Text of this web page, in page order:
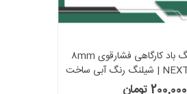
شلنگ / شیلنگ باد کارگاهی فشارقوی 8mm
نکستول NEXTOOL | شیلنگ رنگ آبی ساخت
کره